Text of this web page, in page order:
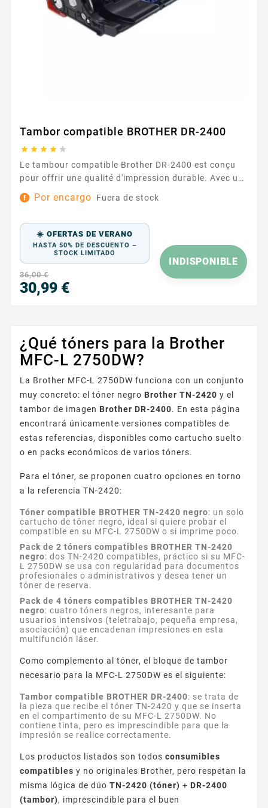
Tambor compatible BROTHER DR-2400
    
Le tambour compatible Brother DR-2400 est conçu
pour offrir une qualité d'impression durable. Avec une
capacité d'impression de 12 000 pages, ce tambour
assure des performances fiables et durables.
Por encargo Fuera de stock
☀️ OFERTAS DE VERANO
HASTA 50% DE DESCUENTO –
STOCK LIMITADO
36,00 €
30,99 €
INDISPONIBLE
¿Qué tóners para la Brother
MFC-L 2750DW?
La Brother MFC-L 2750DW funciona con un conjunto
muy concreto: el tóner negro Brother TN-2420 y el
tambor de imagen Brother DR-2400. En esta página
encontrará únicamente versiones compatibles de
estas referencias, disponibles como cartucho suelto
o en packs económicos de varios tóners.
Para el tóner, se proponen cuatro opciones en torno
a la referencia TN-2420:
Tóner compatible BROTHER TN-2420 negro: un solo
cartucho de tóner negro, ideal si quiere probar el
compatible en su MFC-L 2750DW o si imprime poco.
Pack de 2 tóners compatibles BROTHER TN-2420
negro: dos TN-2420 compatibles, práctico si su MFC-
L 2750DW se usa con regularidad para documentos
profesionales o administrativos y desea tener un
tóner de reserva.
Pack de 4 tóners compatibles BROTHER TN-2420
negro: cuatro tóners negros, interesante para
usuarios intensivos (teletrabajo, pequeña empresa,
asociación) que encadenan impresiones en esta
multifunción láser.
Como complemento al tóner, el bloque de tambor
necesario para la MFC-L 2750DW es el siguiente:
Tambor compatible BROTHER DR-2400: se trata de
la pieza que recibe el tóner TN-2420 y que se inserta
en el compartimento de su MFC-L 2750DW. No
contiene tinta, pero es imprescindible para que la
impresión se realice correctamente.
Los productos listados son todos consumibles
compatibles y no originales Brother, pero respetan la
misma lógica de dúo TN-2420 (tóner) + DR-2400
(tambor), imprescindible para el buen